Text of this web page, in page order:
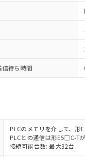
待ち時間
PLCのメモリを介して、
PLCとの通信は形E5□C-T
接続可能台数: 最大32台